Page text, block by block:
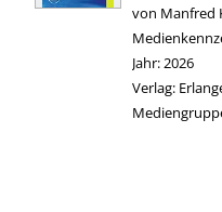
von Manfred
Jahr:2026
Verlag: